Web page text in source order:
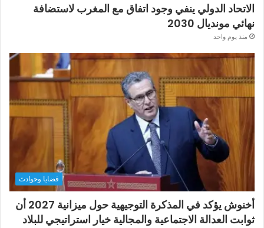
الاتحاد الدولي ينفي وجود اتفاق مع المغرب لاستضافة
نهائي مونديال 2030
منذ يوم واحد
قضايا وحوادث
أخنوش يؤكد في المذكرة التوجيهية حول ميزانية 2027 أن
ثوابت العدالة الاجتماعية والمجالية خيار استراتيجي للبلاد